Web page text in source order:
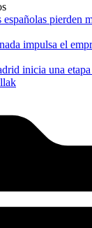
españolas pierden
impulsa el
inicia una